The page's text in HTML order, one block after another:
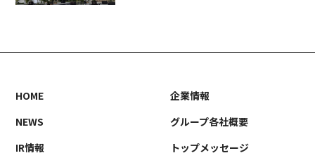
メディア実績
RECRUIT/エントリー
HOME
NEWS
IR情報
企業情報
グループ各社概要
トップメッセージ